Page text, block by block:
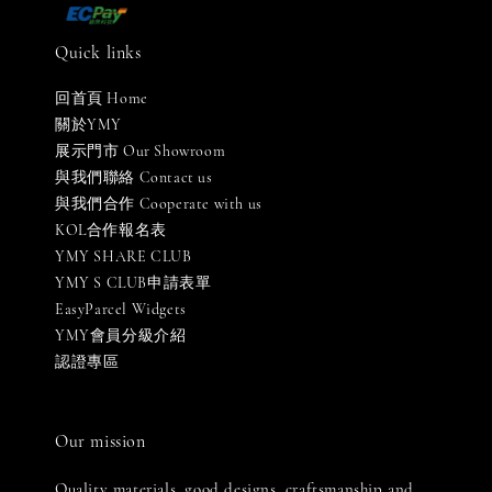
Quick links
回首頁 Home
關於YMY
展示門市 Our Showroom
與我們聯絡 Contact us
與我們合作 Cooperate with us
KOL合作報名表
YMY SHARE CLUB
YMY S CLUB申請表單
EasyParcel Widgets
YMY會員分級介紹
認證專區
Our mission